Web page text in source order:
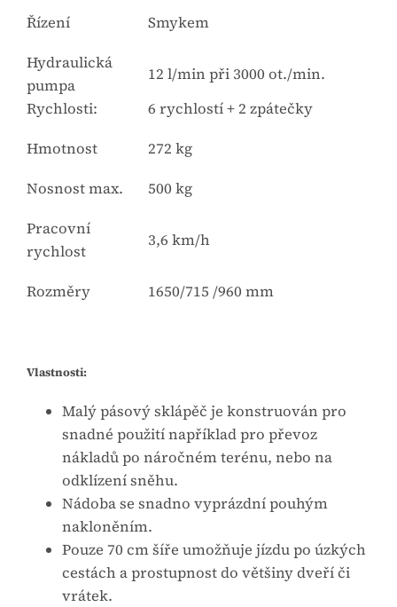
Řízení
Smykem
Hydraulická
pumpa
12 l/min při 3000 ot./min.
Rychlosti:
6 rychlostí + 2 zpátečky
Hmotnost
272 kg
Nosnost max.
500 kg
Pracovní
rychlost
3,6 km/h
Rozměry 1650/715 /960 mm
Vlastnosti:
Malý pásový sklápěč je konstruován pro
snadné použití například pro převoz
nákladů po náročném terénu, nebo na
odklízení sněhu.
Nádoba se snadno vyprázdní pouhým
nakloněním.
Pouze 70 cm šíře umožňuje jízdu po úzkých
cestách a prostupnost do většiny dveří či
vrátek.